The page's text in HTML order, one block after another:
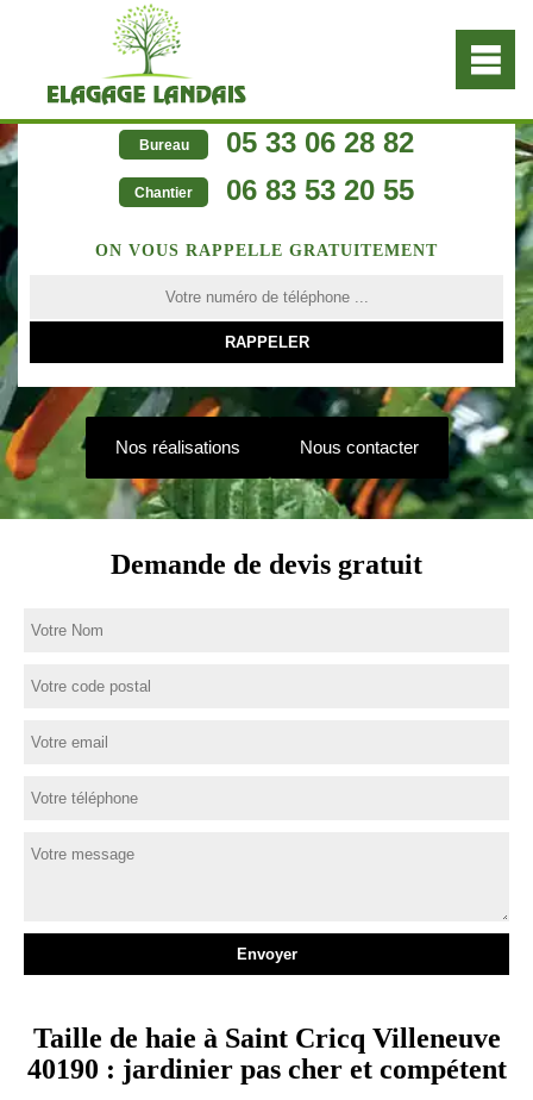
Bureau 05 33 06 28 82
Chantier 06 83 53 20 55
ON VOUS RAPPELLE GRATUITEMENT
Nos réalisations Nous contacter
Demande de devis gratuit
Taille de haie à Saint Cricq Villeneuve
40190 : jardinier pas cher et compétent